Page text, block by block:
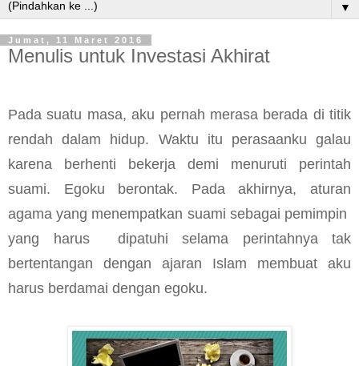
▼
Jumat, 11 Maret 2016
Menulis untuk Investasi Akhirat
Pada suatu masa, aku pernah merasa berada di titik
rendah dalam hidup. Waktu itu perasaanku galau
karena berhenti bekerja demi menuruti perintah
suami. Egoku berontak. Pada akhirnya, aturan
agama yang menempatkan suami sebagai pemimpin
yang harus
dipatuhi selama perintahnya tak
bertentangan dengan ajaran Islam membuat aku
harus berdamai dengan egoku.